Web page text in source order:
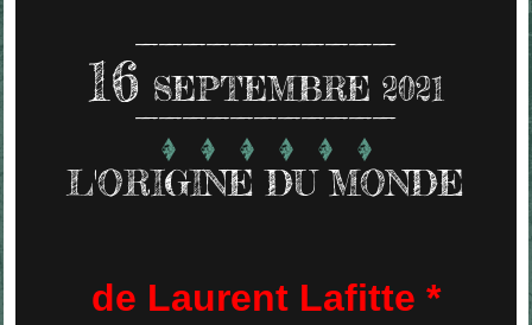
16 SEPTEMBRE 2021
L'ORIGINE DU MONDE
de Laurent Lafitte *